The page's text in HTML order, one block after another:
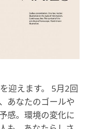
迎えます。 5月2回
あなたのゴールや
感。環境の変化に